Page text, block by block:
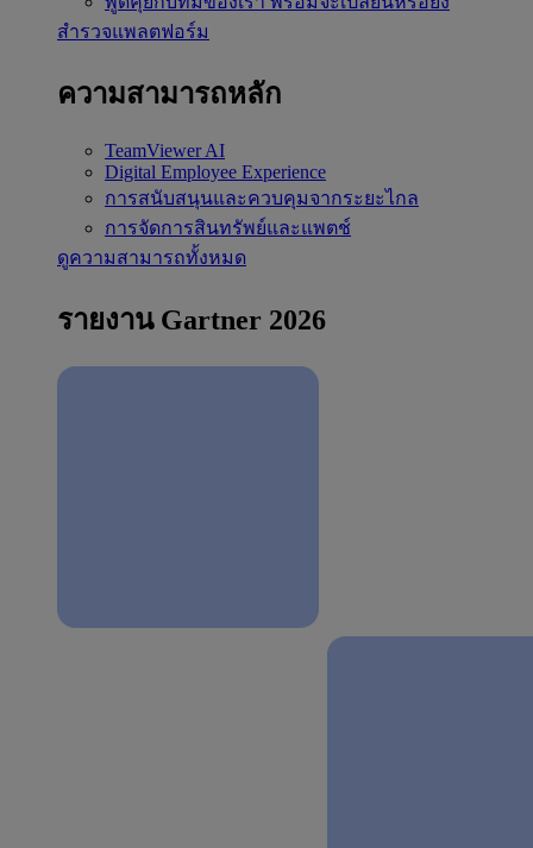
สำรวจแพลตฟอร์ม
ความสามารถหลัก
TeamViewer AI
Digital Employee Experience
การสนับสนุนและควบคุมจากระยะไกล
การจัดการสินทรัพย์และแพตช์
ดูความสามารถทั้งหมด
รายงาน Gartner 2026